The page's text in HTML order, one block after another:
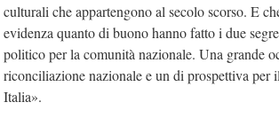
culturali che appartengono al secolo scorso. E
evidenza quanto di buono hanno fatto i due
politico per la comunità nazionale. Una grande
riconciliazione nazionale e un di prospettiva per
Italia».